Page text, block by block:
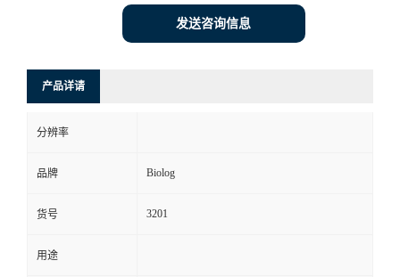
发送咨询信息
产品详请
分辨率
品牌 Biolog
货号 3201
用途